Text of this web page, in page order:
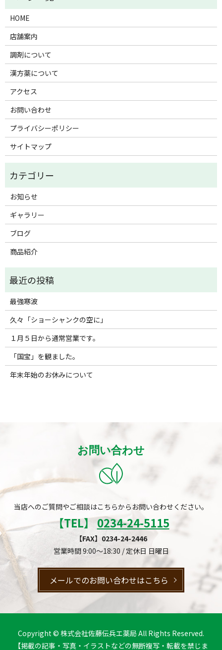
HOME
店舗案内
調剤について
漢方薬について
アクセス
お問い合わせ
プライバシーポリシー
サイトマップ
お知らせ
ギャラリー
ブログ
商品紹介
最強寒波
久々「ショーシャンクの空に」
１月５日から通常営業です。
「国宝」を観ました。
年末年始のお休みについて
お問い合わせ
当店へのご質問やご相談はこちらからお問い合わせください。
【TEL】 0234-24-5115
【FAX】0234-24-2446
営業時間 9:00～18:30 / 定休日 日曜日
メールでのお問い合わせはこちら
Copyright © 株式会社佐藤伝兵エ薬局 All Rights Reserved.
【掲載の記事・写真・イラストなどの無断複写・転載を禁じま